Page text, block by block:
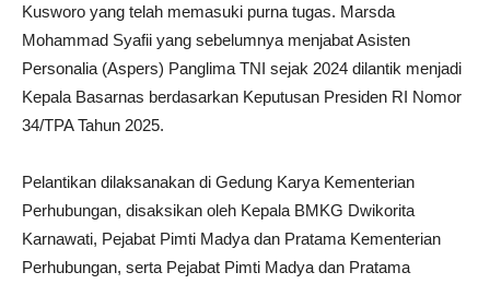
Kusworo yang telah memasuki purna tugas. Marsda
Mohammad Syafii yang sebelumnya menjabat Asisten
Personalia (Aspers) Panglima TNI sejak 2024 dilantik menjadi
Kepala Basarnas berdasarkan Keputusan Presiden RI Nomor
34/TPA Tahun 2025.
Pelantikan dilaksanakan di Gedung Karya Kementerian
Perhubungan, disaksikan oleh Kepala BMKG Dwikorita
Karnawati, Pejabat Pimti Madya dan Pratama Kementerian
Perhubungan, serta Pejabat Pimti Madya dan Pratama